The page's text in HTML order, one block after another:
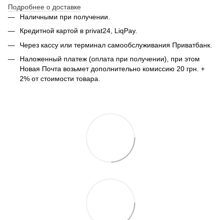
Подробнее о доставке
Наличными при получении.
Кредитной картой в privat24, LiqPay.
Через кассу или терминал самообслуживания Приватбанк.
Наложенный платеж (оплата при получении), при этом
Новая Почта возьмет дополнительно комиссию 20 грн. +
2% от стоимости товара.